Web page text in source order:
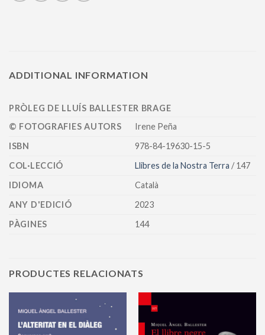
ADDITIONAL INFORMATION
PRÒLEG DE LLUÍS BALLESTER BRAGE
© FOTOGRAFIES AUTORS
Irene Peña
ISBN
978-84-19630-15-5
COL·LECCIÓ
Llibres de la Nostra Terra / 147
IDIOMA
Català
ANY D'EDICIÓ
2023
PÀGINES
144
PRODUCTES RELACIONATS